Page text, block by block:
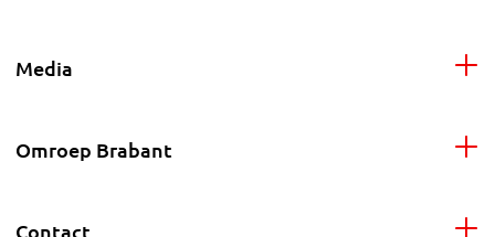
Media
Omroep Brabant
Contact